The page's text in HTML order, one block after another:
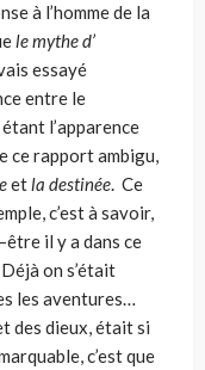
à l’homme de la
le mythe d’
essayé
entre le
l’ap­parence
ce rapport ambigu,
etla destinée. Ce
c’est à savoir,
il y a dans ce
on s’était
les aventures…
des dieux, était si
c’est que